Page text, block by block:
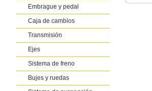
Embrague y pedal
Caja de cambios
Transmisión
Ejes
Sistema de freno
Bujes y ruedas